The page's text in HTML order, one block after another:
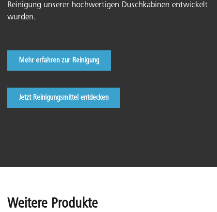
Reinigung unserer hochwertigen Duschkabinen entwickelt
wurden.
Mehr erfahren zur Reinigung
Jetzt Reinigungsmittel entdecken
Weitere Produkte